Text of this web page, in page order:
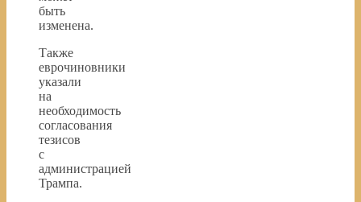
быть
изменена.
Также
еврочиновники
указали
на
необходимость
согласования
тезисов
с
администрацией
Трампа.